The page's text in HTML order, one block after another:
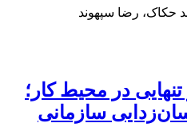
حکاک، رضا سپهوند
در محیط کار؛
سازمانی